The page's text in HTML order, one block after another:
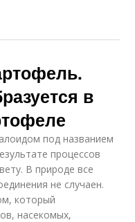
в
под названием
процессов
В природе все
не случаен.
который
насекомых,